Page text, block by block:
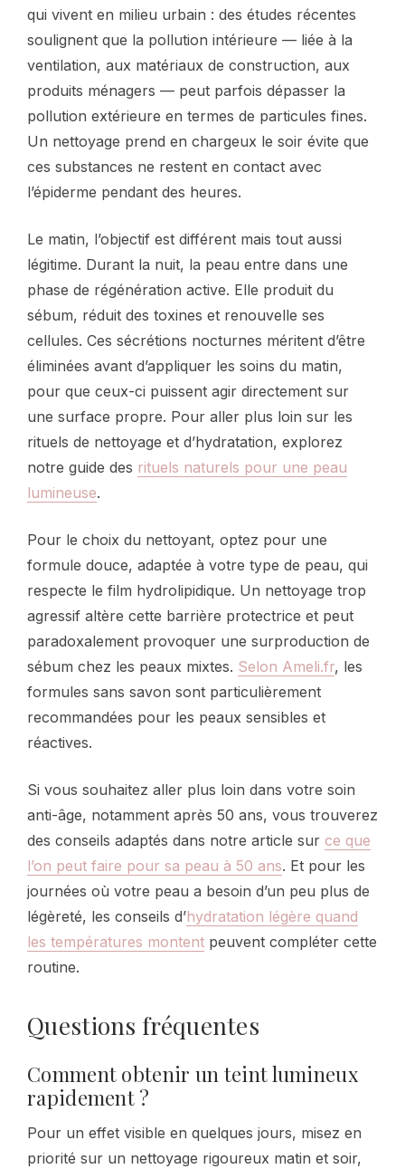
qui vivent en milieu urbain : des études récentes
soulignent que la pollution intérieure — liée à la
ventilation, aux matériaux de construction, aux
produits ménagers — peut parfois dépasser la
pollution extérieure en termes de particules fines.
Un nettoyage prend en chargeux le soir évite que
ces substances ne restent en contact avec
l’épiderme pendant des heures.
Le matin, l’objectif est différent mais tout aussi
légitime. Durant la nuit, la peau entre dans une
phase de régénération active. Elle produit du
sébum, réduit des toxines et renouvelle ses
cellules. Ces sécrétions nocturnes méritent d’être
éliminées avant d’appliquer les soins du matin,
pour que ceux-ci puissent agir directement sur
une surface propre. Pour aller plus loin sur les
rituels de nettoyage et d’hydratation, explorez
notre guide des rituels naturels pour une peau
lumineuse.
Pour le choix du nettoyant, optez pour une
formule douce, adaptée à votre type de peau, qui
respecte le film hydrolipidique. Un nettoyage trop
agressif altère cette barrière protectrice et peut
paradoxalement provoquer une surproduction de
sébum chez les peaux mixtes. Selon Ameli.fr, les
formules sans savon sont particulièrement
recommandées pour les peaux sensibles et
réactives.
Si vous souhaitez aller plus loin dans votre soin
anti-âge, notamment après 50 ans, vous trouverez
des conseils adaptés dans notre article sur ce que
l’on peut faire pour sa peau à 50 ans. Et pour les
journées où votre peau a besoin d’un peu plus de
légèreté, les conseils d’hydratation légère quand
les températures montent peuvent compléter cette
routine.
Questions fréquentes
Comment obtenir un teint lumineux
rapidement ?
Pour un effet visible en quelques jours, misez en
priorité sur un nettoyage rigoureux matin et soir,